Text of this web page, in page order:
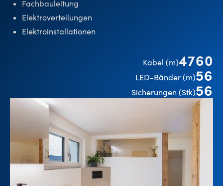
Fachbauleitung
Elektroverteilungen
Elektroinstallationen
Kabel (m)4760
LED-Bänder (m)56
Sicherungen (Stk)56